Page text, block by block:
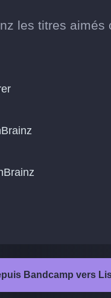
les titres aimés
Bandcamp vers